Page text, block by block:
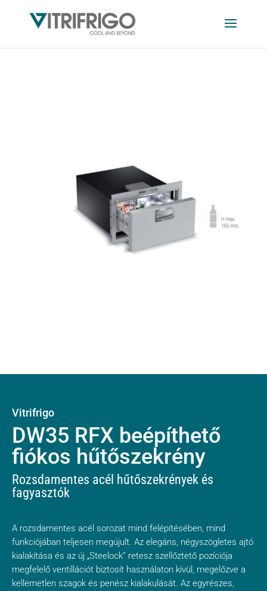
Vitrifrigo
DW35 RFX beépíthető
fiókos hűtőszekrény
Rozsdamentes acél hűtőszekrények és
fagyasztók
A rozsdamentes acél sorozat mind felépítésében, mind
funkciójában teljesen megújult. Az elegáns, négyszögletes ajtó
kialakítása és az új „Steelock” retesz szellőztető pozíciója
megfelelő ventillációt biztosít használaton kívül, megelőzve a
kellemetlen szagok és penész kialakulását. Az egyrészes,